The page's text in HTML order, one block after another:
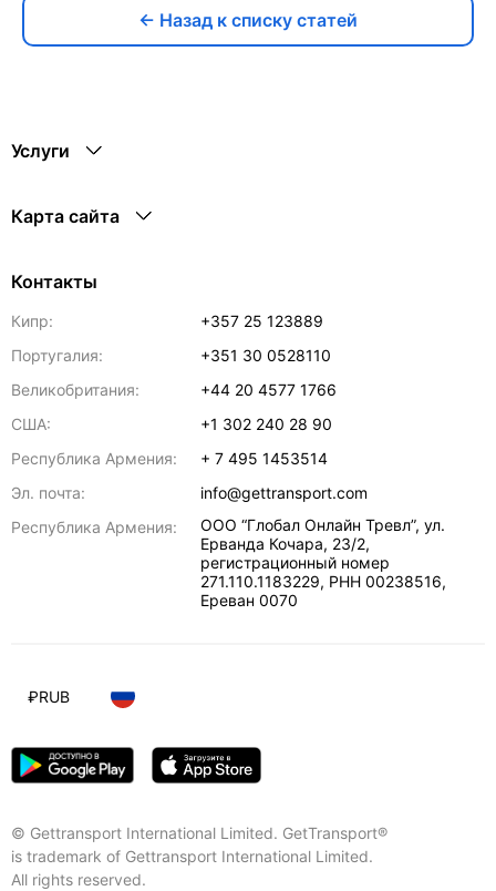
← Назад к списку статей
Услуги
Карта сайта
Контакты
Кипр:
+357 25 123889
Португалия:
+351 30 0528110
Великобритания:
+44 20 4577 1766
США:
+1 302 240 28 90
Республика Армения:
+ 7 495 1453514
Эл. почта:
info@gettransport.com
Республика Армения:
ООО “Глобал Онлайн Тревл”, ул.
Ерванда Кочара, 23/2,
регистрационный номер
271.110.1183229, РНН 00238516,
Ереван 0070
© Gettransport International Limited. GetTransport®
is trademark of Gettransport International Limited.
All rights reserved.
₽RUB